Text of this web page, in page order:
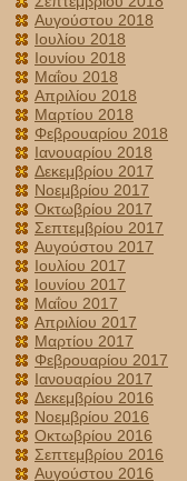
Αυγούστου 2018
Ιουλίου 2018
Ιουνίου 2018
Μαΐου 2018
Απριλίου 2018
Μαρτίου 2018
Φεβρουαρίου 2018
Ιανουαρίου 2018
Δεκεμβρίου 2017
Νοεμβρίου 2017
Οκτωβρίου 2017
Σεπτεμβρίου 2017
Αυγούστου 2017
Ιουλίου 2017
Ιουνίου 2017
Μαΐου 2017
Απριλίου 2017
Μαρτίου 2017
Φεβρουαρίου 2017
Ιανουαρίου 2017
Δεκεμβρίου 2016
Νοεμβρίου 2016
Οκτωβρίου 2016
Σεπτεμβρίου 2016
Αυγούστου 2016